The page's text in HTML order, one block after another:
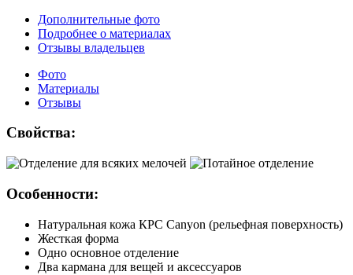
Дополнительные фото
Подробнее о материалах
Отзывы владельцев
Фото
Материалы
Отзывы
Свойства:
Особенности:
Натуральная кожа КРС Canyon (рельефная поверхность)
Жесткая форма
Одно основное отделение
Два кармана для вещей и аксессуаров